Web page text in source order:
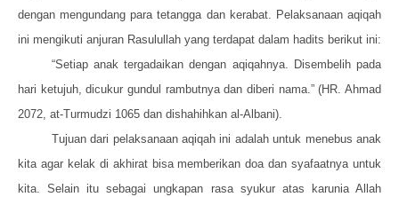
dengan mengundang para tetangga dan kerabat. Pelaksanaan aqiqah
ini mengikuti anjuran Rasulullah yang terdapat dalam hadits berikut ini:
“Setiap anak tergadaikan dengan aqiqahnya. Disembelih pada
hari ketujuh, dicukur gundul rambutnya dan diberi nama.” (HR. Ahmad
2072, at-Turmudzi 1065 dan dishahihkan al-Albani).
Tujuan dari pelaksanaan aqiqah ini adalah untuk menebus anak
kita agar kelak di akhirat bisa memberikan doa dan syafaatnya untuk
kita. Selain itu sebagai ungkapan rasa syukur atas karunia Allah